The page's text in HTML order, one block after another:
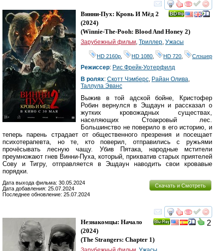
смотреть
Винни-Пух: Кровь И Мёд 2
(2024)
(Winnie-The-Pooh: Blood And Honey 2)
Зарубежный фильм Триллер Ужасы
HD 2160р HD 1080 HD 720 Слэшер
Режиссер: Рис Фрейк-Уотерфилд
В ролях: Скотт Чэмберс Райан Олива
Таллула Эванс
Выжив в той адской бойне, Кристофер
Робин вернулся в Эшдаун и рассказал о
жутких кровожадных существах,
населяющих Стоакровый лес.
Большинство не поверило в его историю, и
теперь парень страдает от общественного презрения и посещает
психотерапевта, но те, кто поверил, отправились с ружьями
прочёсывать лесную чащу. Убив Пятака, народные мстители
преумножают гнев Винни-Пуха, который, прихватив старых приятелей
Сову и Тигру, отправляется в Эшдаун наводить свои кровавые
порядки.
Скачать и Смотреть
Дата выхода фильма: 30.05.2024
Дата добавления: 25.07.2024
Последнее обновление: 25.07.2024
смотреть
2
Незнакомцы: Начало
(2024)
(The Strangers: Chapter 1)